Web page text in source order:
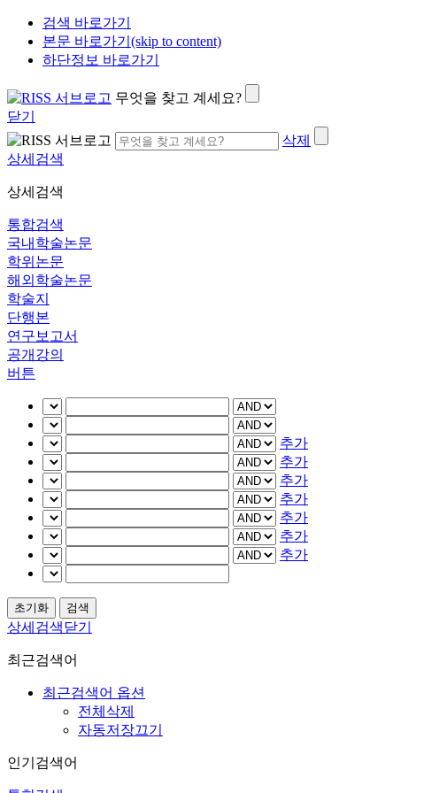
검색 바로가기
본문 바로가기(skip to content)
하단정보 바로가기
무엇을 찾고 계세요?
닫기
삭제
상세검색
상세검색
통합검색
국내학술논문
학위논문
해외학술논문
학술지
단행본
연구보고서
공개강의
버튼
추가
추가
추가
추가
추가
추가
추가
상세검색닫기
최근검색어
최근검색어 옵션
전체삭제
자동저장끄기
인기검색어